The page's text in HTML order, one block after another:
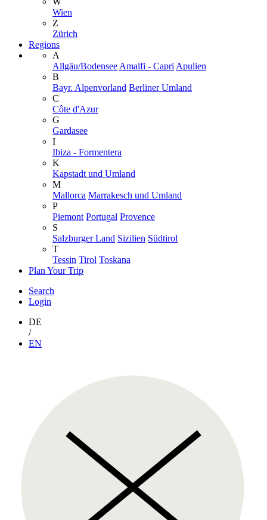
Wien
Z
Zürich
Regions
A
Allgäu/Bodensee Amalfi - Capri Apulien
B
Bayr. Alpenvorland Berliner Umland
C
Côte d'Azur
G
Gardasee
I
Ibiza - Formentera
K
Kapstadt und Umland
M
Mallorca Marrakesch und Umland
P
Piemont Portugal Provence
S
Salzburger Land Sizilien Südtirol
T
Tessin Tirol Toskana
Plan Your Trip
Search
Login
DE
/
EN